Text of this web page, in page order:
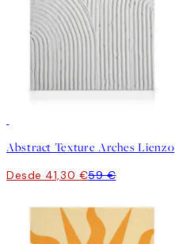
Abstract Texture Arches Lienzo
Desde 41,30 €59 €